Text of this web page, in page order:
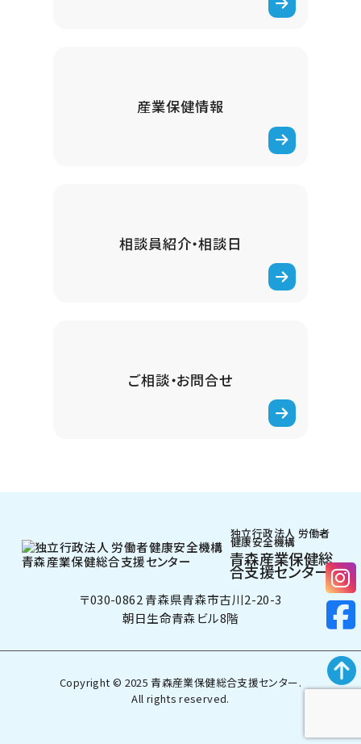
産業保健情報
相談員紹介・相談日
ご相談・お問合せ
独立行政法人 労働者
健康安全機構
青森産業保健総
合支援センター
〒030-0862 青森県青森市古川2-20-3
朝日生命青森ビル8階
Copyright ©︎ 2025 青森産業保健総合支援センター.
All rights reserved.